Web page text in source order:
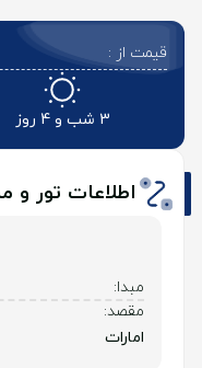
قیمت از :
3 شب و 4 روز
اطلاعات تور و
مبدا:
مقصد:
امارات